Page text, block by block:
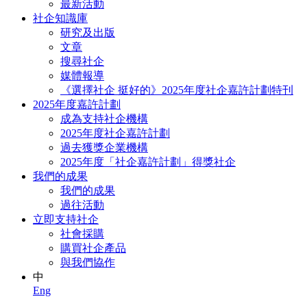
最新活動
社企知識庫
研究及出版
文章
搜尋社企
媒體報導
《選擇社企 挺好的》2025年度社企嘉許計劃特刊
2025年度嘉許計劃
成為支持社企機構
2025年度社企嘉許計劃
過去獲獎企業機構
2025年度「社企嘉許計劃」得獎社企
我們的成果
我們的成果
過往活動
立即支持社企
社會採購
購買社企產品
與我們協作
中
Eng